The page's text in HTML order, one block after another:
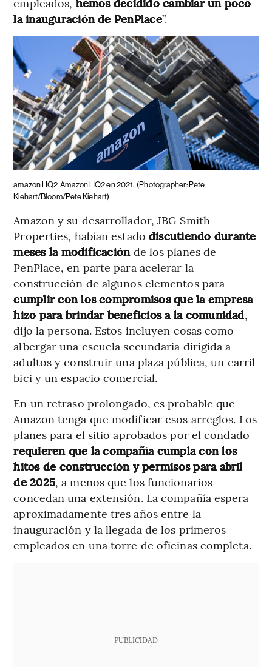
la inauguración de PenPlace”.
amazon HQ2 Amazon HQ2 en 2021. (Photographer: Pete
Kiehart/Bloom/Pete Kiehart)
Amazon y su desarrollador, JBG Smith
Properties, habían estado discutiendo durante
meses la modificaciónde los planes de
PenPlace, en parte para acelerar la
construcción de algunos elementos para
cumplir con los compromisos que la empresa
hizo para brindar beneficios a la comunidad,
dijo la persona. Estos incluyen cosas como
albergar una escuela secundaria dirigida a
adultos y construir una plaza pública, un carril
bici y un espacio comercial.
En un retraso prolongado, es probable que
Amazon tenga que modificar esos arreglos. Los
planes para el sitio aprobados por el condado
requieren que la compañía cumpla con los
hitos de construcción y permisos para abril
de 2025, a menos que los funcionarios
concedan una extensión. La compañía espera
aproximadamente tres años entre la
inauguración y la llegada de los primeros
empleados en una torre de oficinas completa.
PUBLICIDAD